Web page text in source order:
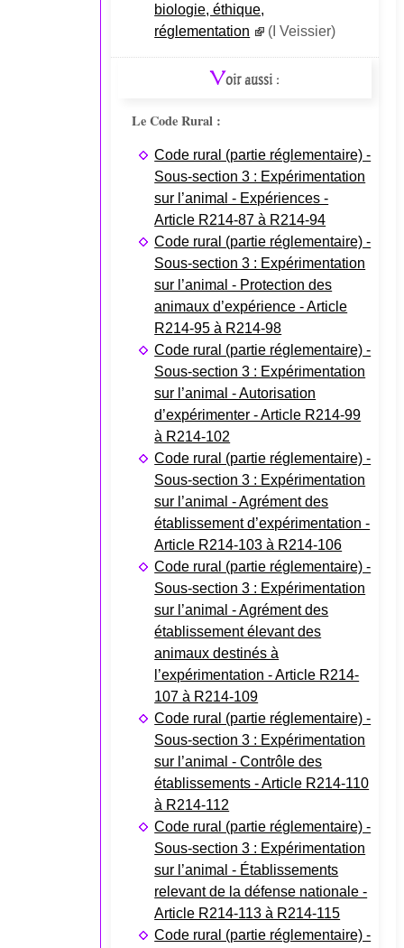
biologie, éthique,
réglementation
(I Veissier)
Voir aussi :
Le Code Rural :
Code rural (partie réglementaire) -
Sous-section 3 : Expérimentation
sur l’animal - Expériences -
Article R214-87 à R214-94
Code rural (partie réglementaire) -
Sous-section 3 : Expérimentation
sur l’animal - Protection des
animaux d’expérience - Article
R214-95 à R214-98
Code rural (partie réglementaire) -
Sous-section 3 : Expérimentation
sur l’animal - Autorisation
d’expérimenter - Article R214-99
à R214-102
Code rural (partie réglementaire) -
Sous-section 3 : Expérimentation
sur l’animal - Agrément des
établissement d’expérimentation -
Article R214-103 à R214-106
Code rural (partie réglementaire) -
Sous-section 3 : Expérimentation
sur l’animal - Agrément des
établissement élevant des
animaux destinés à
l’expérimentation - Article R214-
107 à R214-109
Code rural (partie réglementaire) -
Sous-section 3 : Expérimentation
sur l’animal - Contrôle des
établissements - Article R214-110
à R214-112
Code rural (partie réglementaire) -
Sous-section 3 : Expérimentation
sur l’animal - Établissements
relevant de la défense nationale -
Article R214-113 à R214-115
Code rural (partie réglementaire) -